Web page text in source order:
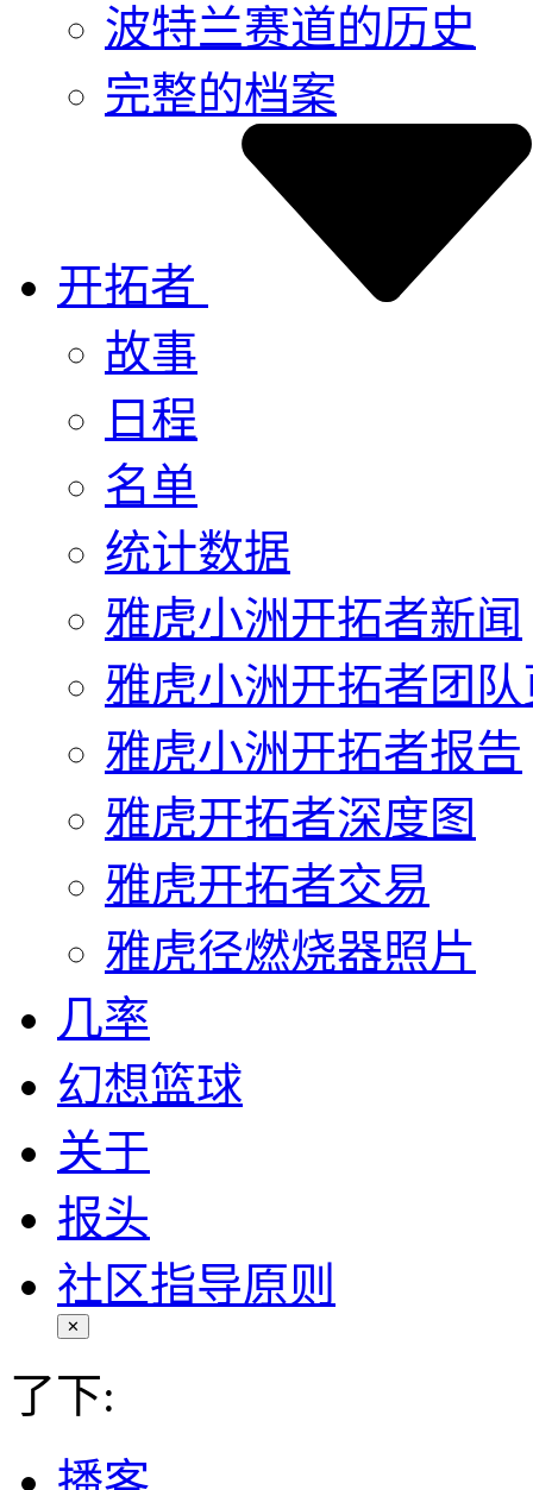
波特兰赛道的历史
完整的档案
开拓者
故事
日程
名单
统计数据
雅虎小洲开拓者新闻
雅虎小洲开拓者团
雅虎小洲开拓者报告
雅虎开拓者深度图
雅虎开拓者交易
雅虎径燃烧器照片
几率
幻想篮球
关于
报头
社区指导原则
✕
了下: